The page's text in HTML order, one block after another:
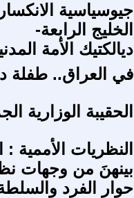
جيوسياسية
الخليج الرابعة-
ديالكتيك الأمة
في العراق.. طفلة
الحقيبة الوزارية
النظريات الأممية :
بينهنَ من وجهات
حوار الفرد